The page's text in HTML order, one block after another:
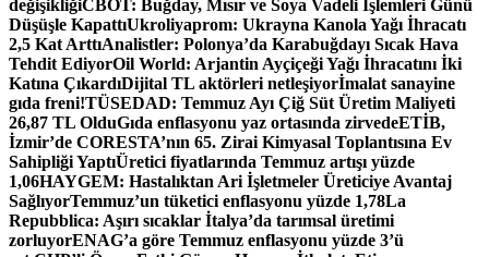
değişikliğiCBOT: Buğday, Mısır ve Soya Vadeli İşlemleri Günü
Düşüşle KapattıUkroliyaprom: Ukrayna Kanola Yağı İhracatı
2,5 Kat ArttıAnalistler: Polonya’da Karabuğdayı Sıcak Hava
Tehdit EdiyorOil World: Arjantin Ayçiçeği Yağı İhracatını İki
Katına ÇıkardıDijital TL aktörleri netleşiyorİmalat sanayine
gıda freni!TÜSEDAD: Temmuz Ayı Çiğ Süt Üretim Maliyeti
26,87 TL OlduGıda enflasyonu yaz ortasında zirvedeETİB,
İzmir’de CORESTA’nın 65. Zirai Kimyasal Toplantısına Ev
Sahipliği YaptıÜretici fiyatlarında Temmuz artışı yüzde
1,06HAYGEM: Hastalıktan Ari İşletmeler Üreticiye Avantaj
SağlıyorTemmuz’un tüketici enflasyonu yüzde 1,78La
Repubblica: Aşırı sıcaklar İtalya’da tarımsal üretimi
zorluyorENAG’a göre Temmuz enflasyonu yüzde 3’ü